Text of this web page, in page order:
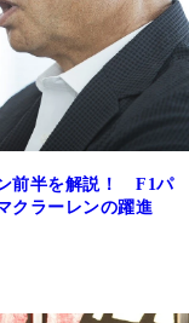
前半を解説！ F1パ
クラーレンの躍進